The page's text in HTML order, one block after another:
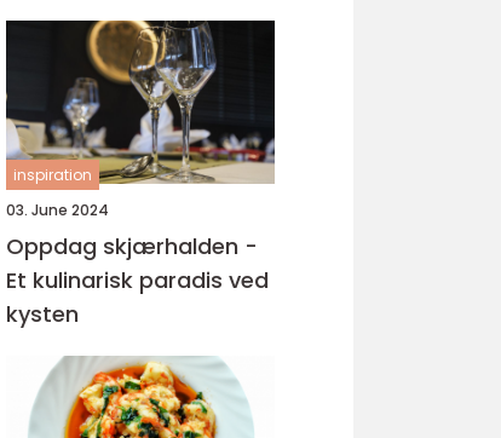
inspiration
03. June 2024
Oppdag skjærhalden -
Et kulinarisk paradis ved
kysten